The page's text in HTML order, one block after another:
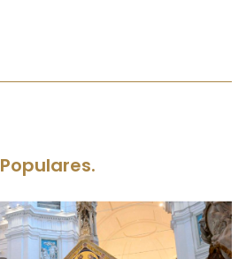
Populares.